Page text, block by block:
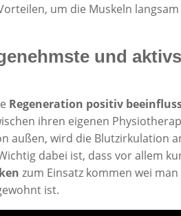
um die Muskeln
und
Regeneration positiv
ihren eigenen
außen, wird die Blutzirkulation
dabei ist, dass vor allem
zum Einsatz kommen wei
ist.